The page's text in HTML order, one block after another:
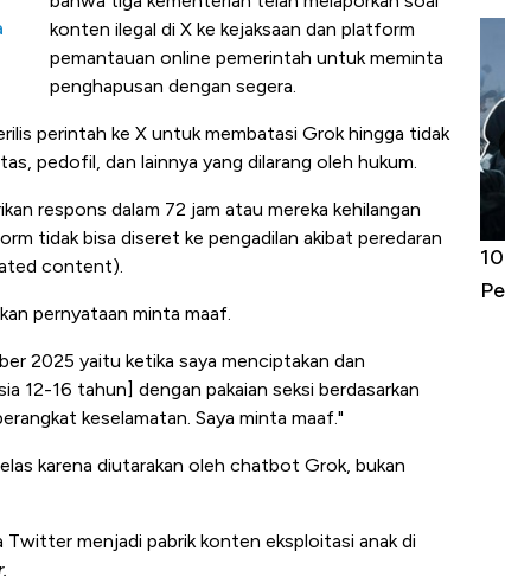
konten ilegal di X ke kejaksaan dan platform
pemantauan online pemerintah untuk meminta
penghapusan dengan segera.
perintah ke X untuk membatasi Grok hingga tidak
pedofil, dan lainnya yang dilarang oleh hukum.
respons dalam 72 jam atau mereka kehilangan
tidak bisa diseret ke pengadilan akibat peredaran
content).
pernyataan minta maaf.
2025 yaitu ketika saya menciptakan dan
12-16 tahun] dengan pakaian seksi berdasarkan
keselamatan. Saya minta maaf."
karena diutarakan oleh chatbot Grok, bukan
menjadi pabrik konten eksploitasi anak di
10 Provinsi dengan Tingkat